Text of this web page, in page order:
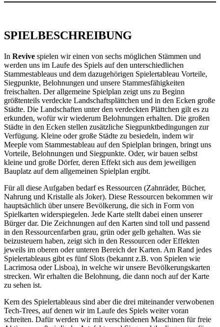
SPIELBESCHREIBUNG
In Revive spielen wir einen von sechs möglichen Stämmen und
werden uns im Laufe des Spiels auf den unterschiedlichen
Stammestableaus und dem dazugehörigen Spielertableau Vorteile,
Siegpunkte, Belohnungen und unsere Stammesfähigkeiten
freischalten. Der allgemeine Spielplan zeigt uns zu Beginn
größtenteils verdeckte Landschaftsplättchen und in den Ecken große
Städte. Die Landschaften unter den verdeckten Plättchen gilt es zu
erkunden, wofür wir wiederum Belohnungen erhalten. Die großen
Städte in den Ecken stellen zusätzliche Siegpunktbedingungen zur
Verfügung. Kleine oder große Städte zu besiedeln, indem wir
Meeple vom Stammestableau auf den Spielplan bringen, bringt uns
Vorteile, Belohnungen und Siegpunkte. Oder, wir bauen selbst
kleine und große Dörfer, deren Effekt sich aus dem jeweiligen
Bauplatz auf dem allgemeinen Spielplan ergibt.
Für all diese Aufgaben bedarf es Ressourcen (Zahnräder, Bücher,
Nahrung und Kristalle als Joker). Diese Ressourcen bekommen wir
hauptsächlich über unsere Bevölkerung, die sich in Form von
Spielkarten widerspiegelen. Jede Karte stellt dabei einen unserer
Bürger dar. Die Zeichnungen auf den Karten sind toll und passend
in den Ressourcenfarben grau, grün oder gelb gehalten. Was sie
beizusteuern haben, zeigt sich in den Ressourcen oder Effekten
jeweils im oberen oder unteren Bereich der Karten. Am Rand jedes
Spielertableaus gibt es fünf Slots (bekannt z.B. von Spielen wie
Lacrimosa oder Lisboa), in welche wir unsere Bevölkerungskarten
strecken. Wir erhalten die Belohnung, die dann noch auf der Karte
zu sehen ist.
Kern des Spielertableaus sind aber die drei miteinander verwobenen
Tech-Trees, auf denen wir im Laufe des Spiels weiter voran
schreiten. Dafür werden wir mit verschiedenen Maschinen für freie